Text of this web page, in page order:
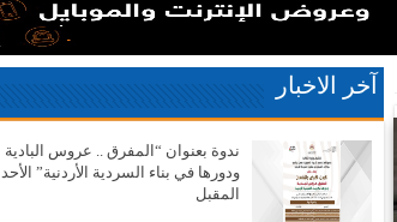
آخر الاخبار
ندوة بعنوان “المفرق .. عروس البادية
ودورها في بناء السردية الأردنية” الأحد
المقبل